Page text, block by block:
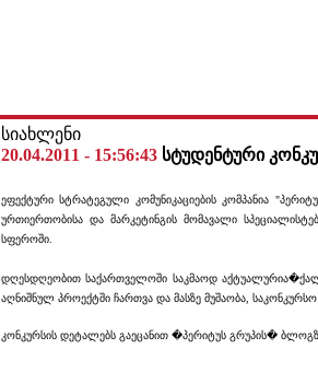
სიახლენი
20.04.2011 - 15:56:43 სტუდენტური
ეფექტური სტრატეგული კომუნიკაციების კომპანია
ურთიერთობისა და მარკეტინგის მომავალი
სფეროში.
დღესდღეობით საქართველოში საკმაოდ
აღნიშნულ პროექტში ჩართვა და მასზე მუშაობა,
კონკურსის დეტალებს გაეცანით �პერიტუს გრუპის�